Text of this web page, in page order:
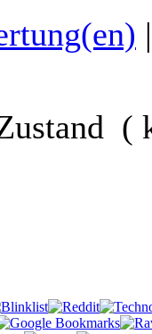
(